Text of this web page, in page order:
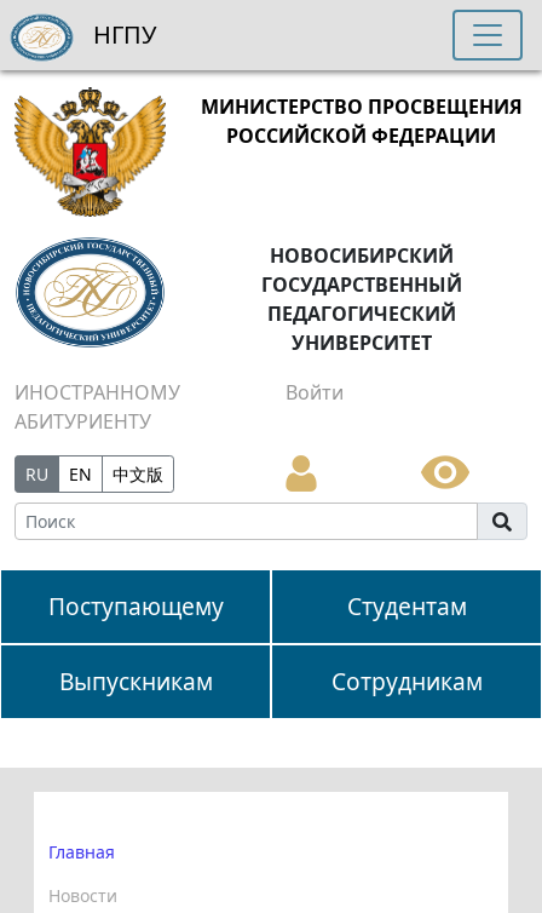
МИНИСТЕРСТВО ПРОСВЕЩЕНИЯ
РОССИЙСКОЙ ФЕДЕРАЦИИ
НОВОСИБИРСКИЙ
ГОСУДАРСТВЕННЫЙ
ПЕДАГОГИЧЕСКИЙ
УНИВЕРСИТЕТ
ИНОСТРАННОМУ
АБИТУРИЕНТУ
Войти
RU EN 中文版
Поступающему Студентам
Выпускникам Сотрудникам
НГПУ
Главная
Новости